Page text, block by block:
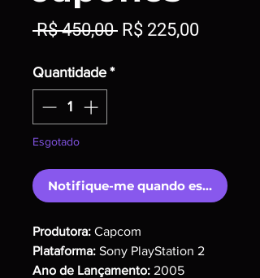
R$ 450,00 Preço
R$ 225,00Preço
Quantidade *
Esgotado
Notifique-me quando estiver
Produtora: Capcom
Plataforma: Sony PlayStation 2
Ano de Lançamento: 2005